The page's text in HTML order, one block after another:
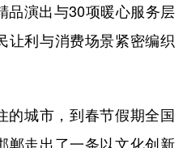
品演出与30项暖心服务层
让利与消费场景紧密编织
城市，到春节假期全国
郸走出了一条以文化创新